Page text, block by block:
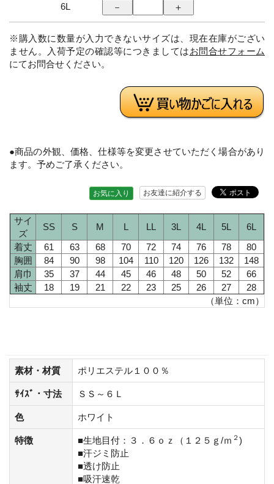
6L
※購入数に数量が入力できないサイズは、現在在庫がござい
ません。入荷予定の確認等につきましてはお問合せフォーム
にてお問合せください。
●商品の外観、価格、仕様等を変更させていただく場合があり
ます。予めご了承ください。
お友達に紹介する
お気に入り
サイ
ズ
SS S M L LL 3L 4L 5L
6L
着丈
61 63 68 70 72 74 76 78
80
胸囲
84 90 98 104 110 120 126 132
148
肩巾
35 37 44 45 46 48 50 52
66
袖丈
18 19 21 22 23 25 26 27
28
（単位：cm）
素材・材質 ポリエステル１００％
ｻｲｽﾞ・寸法 ＳＳ～６Ｌ
色 ホワイト
特徴 ■生地目付：３．６ｏｚ（１２５ｇ/ｍ ２)
■汗ジミ防止
■透け防止
■吸汗速乾